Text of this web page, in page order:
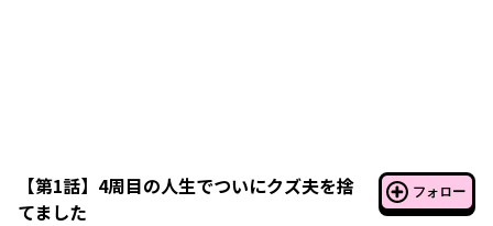
【第1話】 4周目の人生でついにクズ夫を捨
てました
フォロー